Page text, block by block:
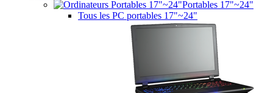
Portables 17"~24"
Tous les PC portables 17"~24"